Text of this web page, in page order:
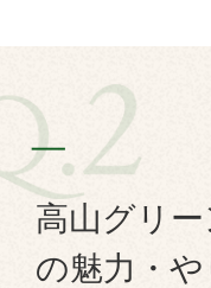
高山グリ
の魅力・